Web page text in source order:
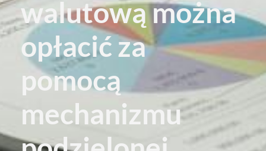
walutową można
opłacić za
pomocą
mechanizmu